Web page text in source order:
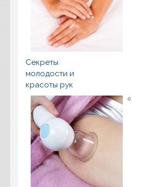
Секреты
молодости и
красоты рук